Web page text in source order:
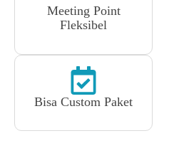
Meeting Point
Fleksibel
Bisa Custom Paket